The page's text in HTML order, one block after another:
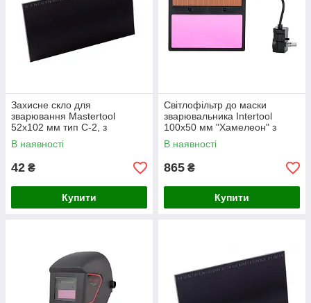
Захисне скло для
зварювання Mastertool
52x102 мм тип С-2, з
базовим захистом від
ультрафіолету
В наявності
42 ₴
Купити
Світлофільтр до маски
зварювальника Intertool
100x50 мм "Хамелеон" з
плавним регулюванням
затемнення
В наявності
865 ₴
Купити